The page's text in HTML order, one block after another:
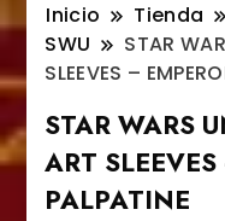
Inicio Tienda
SWU
STAR
SLEEVES –
STAR WARS
ART
PALPATINE